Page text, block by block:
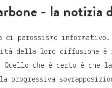
- la notizia
di parossismo
della loro diffusione è
Quello che è certo è